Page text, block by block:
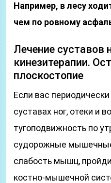
Например, в лесу
чем по ровному
Лечение суставов
кинезитерапии.
плоскостопие
Если вас
суставах ног, отеки и
тугоподвижность по
судорожные
слабость мышц,
костно-мышечной